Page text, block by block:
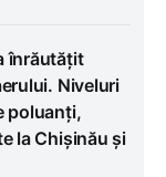
înrăutățit
Niveluri
poluanți,
la Chișinău și